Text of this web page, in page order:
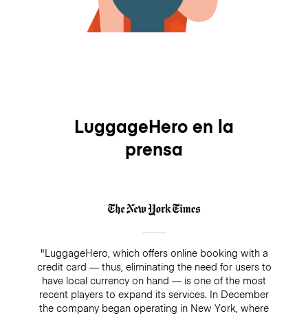
LuggageHero en la
prensa
"LuggageHero, which offers online booking with a
credit card — thus, eliminating the need for users to
have local currency on hand — is one of the most
recent players to expand its services. In December
the company began operating in New York, where